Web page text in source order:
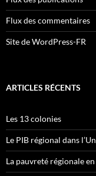
Flux des commentaires
Site de WordPress-FR
ARTICLES RÉCENTS
Les 13 colonies
Le PIB régional dans
La pauvreté régionale